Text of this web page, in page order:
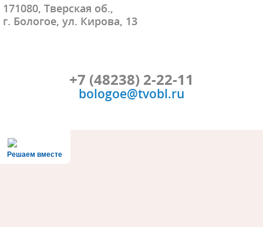
171080, Тверская об.,
г. Бологое, ул. Кирова, 13
+7 (48238) 2-22-11
bologoe@tvobl.ru
Решаем вместе